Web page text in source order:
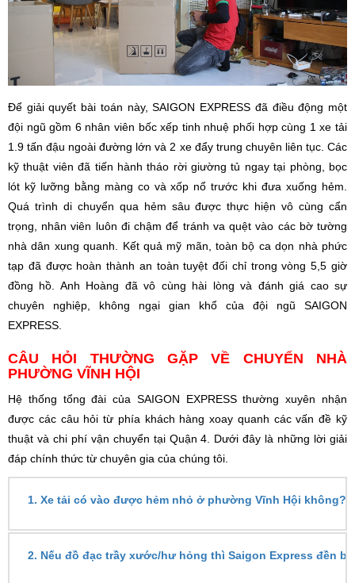
Để giải quyết bài toán này, SAIGON EXPRESS đã điều động một
đội ngũ gồm 6 nhân viên bốc xếp tinh nhuệ phối hợp cùng 1 xe tải
1.9 tấn đậu ngoài đường lớn và 2 xe đẩy trung chuyên liên tục. Các
kỹ thuật viên đã tiến hành tháo rời giường tủ ngay tại phòng, bọc
lót kỹ lưỡng bằng màng co và xốp nổ trước khi đưa xuống hẻm.
Quá trình di chuyển qua hẻm sâu được thực hiện vô cùng cẩn
trọng, nhân viên luôn đi chậm để tránh va quệt vào các bờ tường
nhà dân xung quanh. Kết quả mỹ mãn, toàn bộ ca dọn nhà phức
tạp đã được hoàn thành an toàn tuyệt đối chỉ trong vòng 5,5 giờ
đồng hồ. Anh Hoàng đã vô cùng hài lòng và đánh giá cao sự
chuyên nghiệp, không ngại gian khổ của đội ngũ SAIGON
EXPRESS.
CÂU HỎI THƯỜNG GẶP VỀ CHUYỂN NHÀ
PHƯỜNG VĨNH HỘI
Hệ thống tổng đài của SAIGON EXPRESS thường xuyên nhận
được các câu hỏi từ phía khách hàng xoay quanh các vấn đề kỹ
thuật và chi phí vận chuyển tại Quận 4. Dưới đây là những lời giải
đáp chính thức từ chuyên gia của chúng tôi.
1. Xe tải có vào được hẻm nhỏ ở phường Vĩnh Hội không?
2. Nếu đồ đạc trầy xước/hư hỏng thì Saigon Express đền